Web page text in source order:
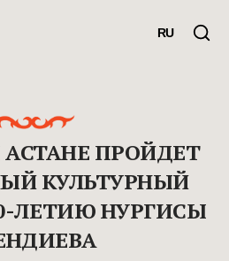
RU
ПРОЙДЕТ
КУЛЬТУРНЫЙ
ЛЕТИЮ НУРГИСЫ